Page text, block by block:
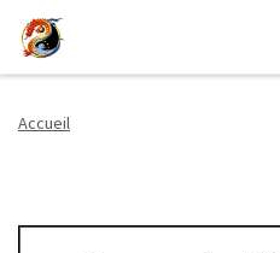
Passer au contenu
Accueil